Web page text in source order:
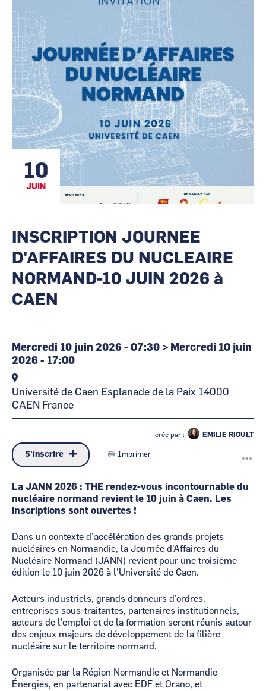
Pays de la Loire
les
animateurs
10
JUIN
INSCRIPTION JOURNEE
D'AFFAIRES DU NUCLEAIRE
NORMAND-10 JUIN 2026 à
CAEN
Mercredi 10 juin 2026 - 07:30 > Mercredi 10 juin
2026 - 17:00
Université de Caen Esplanade de la Paix 14000
CAEN France
créé par : EMILIE RIOULT
S'inscrire Imprimer
La JANN 2026 : THE rendez-vous incontournable du
nucléaire normand revient le 10 juin à Caen. Les
inscriptions sont ouvertes !
Dans un contexte d’accélération des grands projets
nucléaires en Normandie, la Journée d'Affaires du
Nucléaire Normand (JANN) revient pour une troisième
édition le 10 juin 2026 à l’Université de Caen.
Acteurs industriels, grands donneurs d’ordres,
entreprises sous-traitantes, partenaires institutionnels,
acteurs de l’emploi et de la formation seront réunis autour
des enjeux majeurs de développement de la filière
nucléaire sur le territoire normand.
Organisée par la Région Normandie et Normandie
Énergies, en partenariat avec EDF et Orano, et